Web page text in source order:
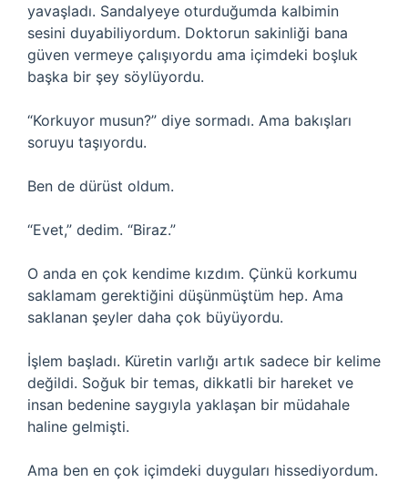
yavaşladı. Sandalyeye oturduğumda kalbimin
sesini duyabiliyordum. Doktorun sakinliği bana
güven vermeye çalışıyordu ama içimdeki boşluk
başka bir şey söylüyordu.
“Korkuyor musun?” diye sormadı. Ama bakışları
soruyu taşıyordu.
Ben de dürüst oldum.
“Evet,” dedim. “Biraz.”
O anda en çok kendime kızdım. Çünkü korkumu
saklamam gerektiğini düşünmüştüm hep. Ama
saklanan şeyler daha çok büyüyordu.
İşlem başladı. Küretin varlığı artık sadece bir kelime
değildi. Soğuk bir temas, dikkatli bir hareket ve
insan bedenine saygıyla yaklaşan bir müdahale
haline gelmişti.
Ama ben en çok içimdeki duyguları hissediyordum.